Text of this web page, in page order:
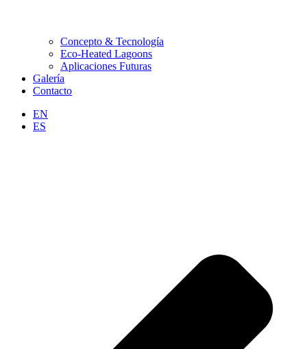
Concepto & Tecnología
Eco-Heated Lagoons
Aplicaciones Futuras
Galería
Contacto
EN
ES